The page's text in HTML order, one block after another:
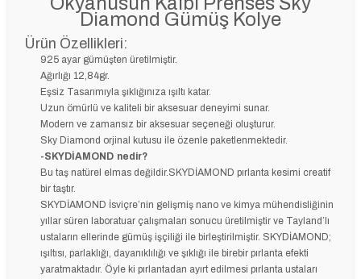
Diamond Gümüş Kolye
Ürün Özellikleri:
925 ayar gümüşten üretilmiştir.
Ağırlığı 12,84gr.
Eşsiz Tasarımıyla şıklığınıza ışıltı katar.
Uzun ömürlü ve kaliteli bir aksesuar deneyimi sunar.
Modern ve zamansız bir aksesuar seçeneği oluşturur.
Sky Diamond orjinal kutusu ile özenle paketlenmektedir.
-SKYDİAMOND nedir?
Bu taş natürel elmas değildir.SKYDİAMOND pırlanta kesimi creatif
bir taştır.
SKYDİAMOND İsviçre’nin gelişmiş nano ve kimya mühendisliğinin
yıllar süren laboratuar çalışmaları sonucu üretilmiştir ve Tayland’lı
ustaların ellerinde gümüş işçiliği ile birleştirilmiştir. SKYDİAMOND;
ışıltısı, parlaklığı, dayanıklılığı ve şıklığı ile birebir pırlanta efekti
yaratmaktadır. Öyle ki pırlantadan ayırt edilmesi pırlanta ustaları